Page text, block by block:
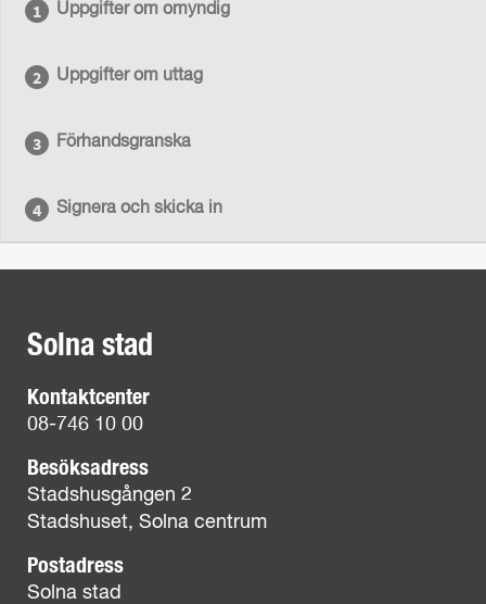
Uppgifter om omyndig
Uppgifter om uttag
Förhandsgranska
Signera och skicka in
Solna stad
Kontaktcenter
08-746 10 00
Besöksadress
Stadshusgången 2
Stadshuset, Solna centrum
Postadress
Solna stad